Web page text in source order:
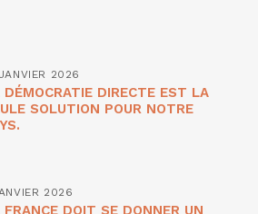
2026
DÉMOCRATIE DIRECTE EST LA
SOLUTION POUR NOTRE
2026
FRANCE DOIT SE DONNER UN